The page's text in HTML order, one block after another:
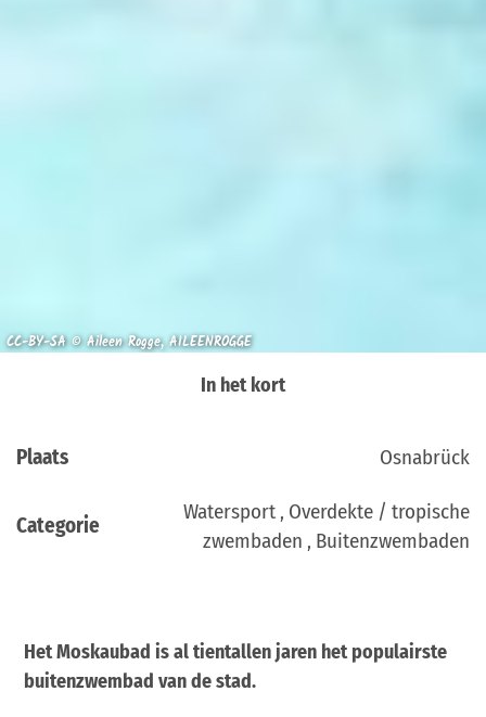
CC-BY-SA © Aileen Rogge, AILEENROGGE
In het kort
Plaats Osnabrück
Categorie
Watersport , Overdekte / tropische
zwembaden , Buitenzwembaden
Het Moskaubad is al tientallen jaren het populairste
buitenzwembad van de stad.